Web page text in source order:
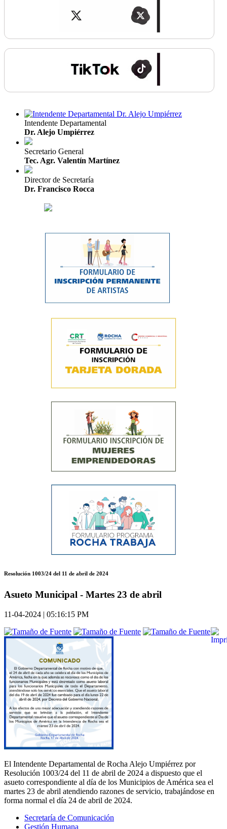
Intendente Departamental
Dr. Alejo Umpiérrez
Secretario General
Tec. Agr. Valentín Martínez
Director de Secretaría
Dr. Francisco Rocca
Resolución 1003/24 del 11 de abril de 2024
Asueto Municipal - Martes 23 de abril
11-04-2024 | 05:16:15 PM
El Intendente Departamental de Rocha Alejo Umpiérrez por
Resolución 1003/24 del 11 de abril de 2024 a dispuesto que el
asueto correspondiente al día de los Municipios de América sea el
martes 23 de abril atendiendo razones de servicio, trabajándose en
forma normal el día 24 de abril de 2024.
Secretaría de Comunicación
Gestión Humana